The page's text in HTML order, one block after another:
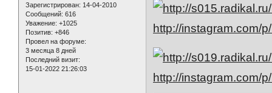
Зарегистрирован: 14-04-2010
Сообщений: 616
Уважение: +1025
Позитив: +846
Провел на форуме:
3 месяца 8 дней
Последний визит:
15-01-2022 21:26:03
http://instagram.com/
http://instagram.com/